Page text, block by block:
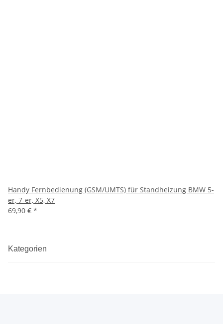
Handy Fernbedienung (GSM/UMTS) für Standheizung BMW 5-
er, 7-er, X5, X7
69,90 € *
Kategorien